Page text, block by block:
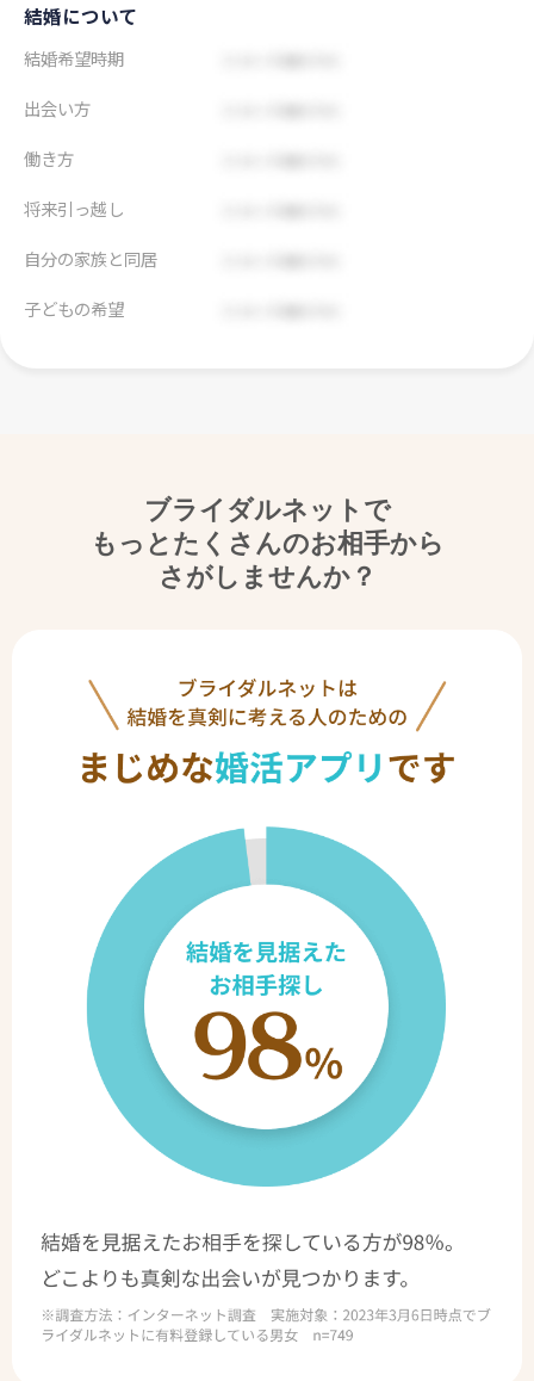
結婚について
結婚希望時期
出会い方
働き方
将来引っ越し
自分の家族と同居
子どもの希望
ブライダルネットで
もっとたくさんのお相手から
さがしませんか？